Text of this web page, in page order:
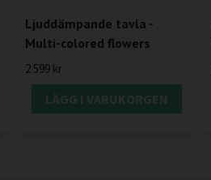
Ljuddämpande tavla -
Multi-colored flowers
2 599 kr
LÄGG I VARUKORGEN